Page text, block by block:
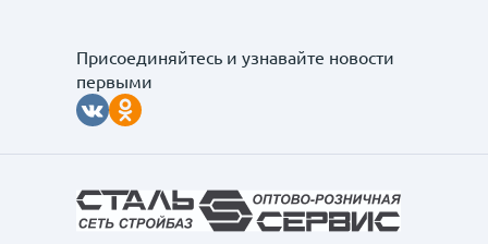
Присоединяйтесь и узнавайте новости
первыми